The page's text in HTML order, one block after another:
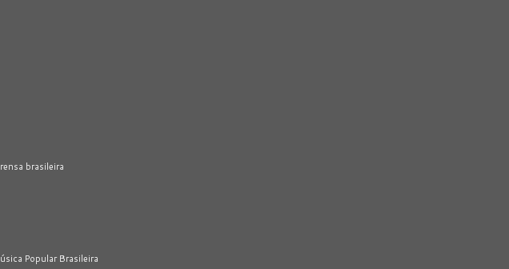
brasileira
Popular Brasileira